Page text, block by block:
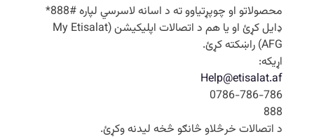
محصولاتو او چوپړتیاوو ته د اسانه لاسرسي لپاره #888*
ډایل کړئ او یا هم د اتصالات اپلیکیشن (My Etisalat
AFG) راښکته کړئ.
اړیکه:
Help@etisalat.af
0786-786-786
888
د اتصالات خرڅلاو څانګو څخه لیدنه وکړئ.